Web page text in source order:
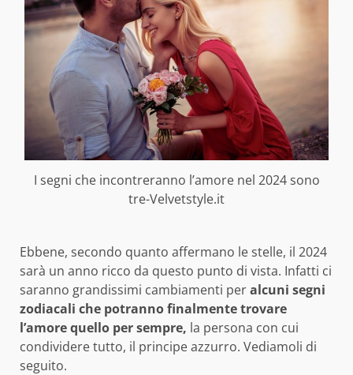
I segni che incontreranno l’amore nel 2024 sono
tre-Velvetstyle.it
Ebbene, secondo quanto affermano le stelle, il 2024
sarà un anno ricco da questo punto di vista. Infatti ci
saranno grandissimi cambiamenti peralcuni segni
zodiacali che potranno finalmente trovare
l’amore quello per sempre, la persona con cui
condividere tutto, il principe azzurro. Vediamoli di
seguito.